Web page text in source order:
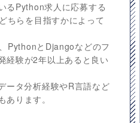
るPython求人に応募する
ちらを目指すかによって
PythonとDjangoなどのフ
経験が2年以上あると良い
ータ分析経験やR言語など
ります。